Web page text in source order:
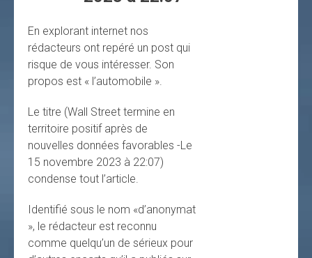
En explorant internet nos
rédacteurs ont repéré un post qui
risque de vous intéresser. Son
propos est « l’automobile ».
Le titre (Wall Street termine en
territoire positif après de
nouvelles données favorables -Le
15 novembre 2023 à 22:07)
condense tout l’article.
Identifié sous le nom «d’anonymat
», le rédacteur est reconnu
comme quelqu’un de sérieux pour